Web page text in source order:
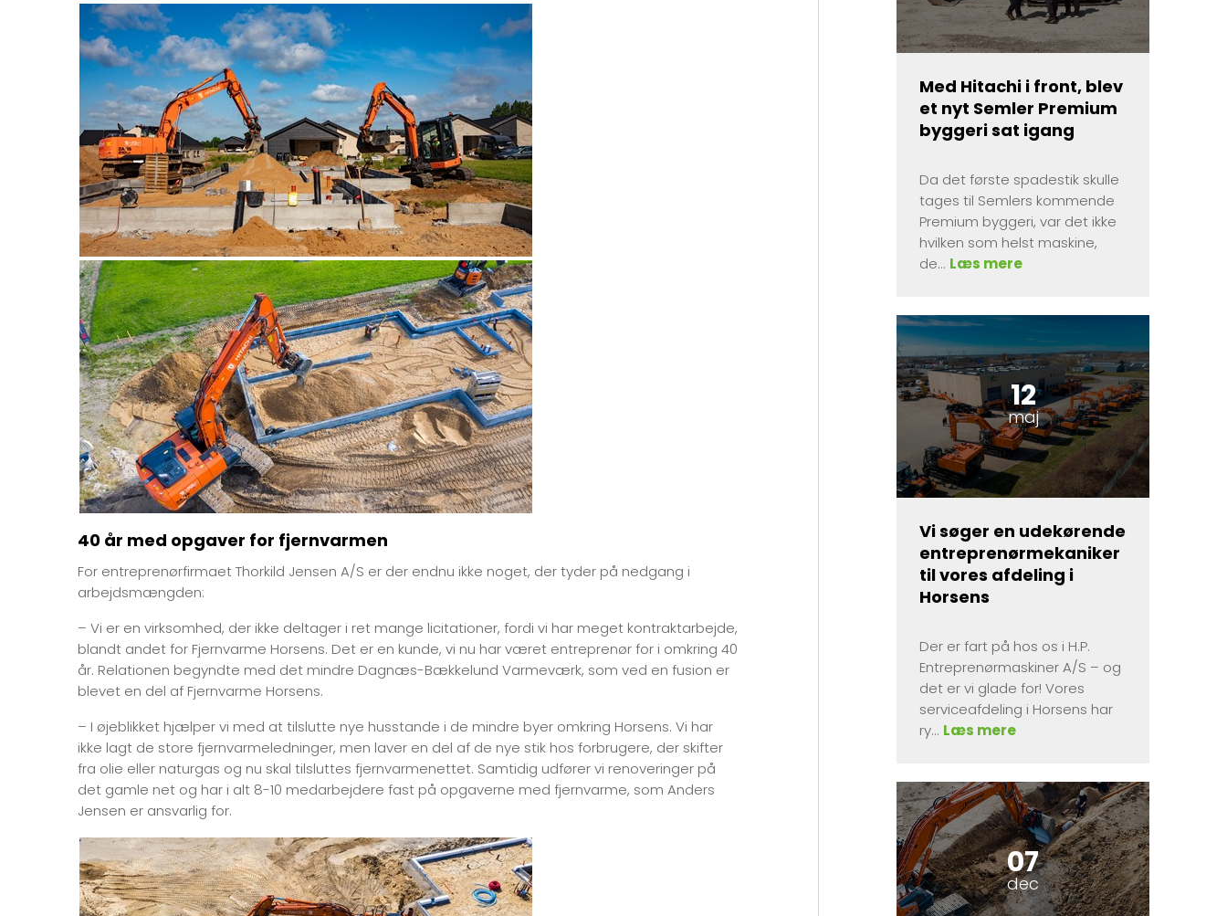
40 år med opgaver for fjernvarmen
For entreprenørfirmaet Thorkild Jensen A/S er der endnu ikke noget, der tyder på nedgang i
arbejdsmængden:
– Vi er en virksomhed, der ikke deltager i ret mange licitationer, fordi vi har meget kontraktarbejde,
blandt andet for Fjernvarme Horsens. Det er en kunde, vi nu har været entreprenør for i omkring 40
år. Relationen begyndte med det mindre Dagnæs-Bækkelund Varmeværk, som ved en fusion er
blevet en del af Fjernvarme Horsens.
– I øjeblikket hjælper vi med at tilslutte nye husstande i de mindre byer omkring Horsens. Vi har
ikke lagt de store fjernvarmeledninger, men laver en del af de nye stik hos forbrugere, der skifter
fra olie eller naturgas og nu skal tilsluttes fjernvarmenettet. Samtidig udfører vi renoveringer på
det gamle net og har i alt 8-10 medarbejdere fast på opgaverne med fjernvarme, som Anders
Jensen er ansvarlig for.
Med Hitachi i front, blev
et nyt Semler Premium
byggeri sat igang
Da det første spadestik skulle
tages til Semlers kommende
Premium byggeri, var det ikke
hvilken som helst maskine,
de... Læs mere
12
maj
Vi søger en udekørende
entreprenørmekaniker
til vores afdeling i
Horsens
Der er fart på hos os i H.P.
Entreprenørmaskiner A/S – og
det er vi glade for! Vores
serviceafdeling i Horsens har
ry... Læs mere
07
dec